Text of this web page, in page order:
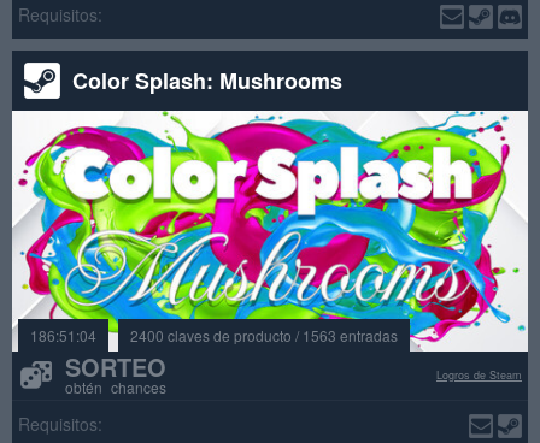
Requisitos:
Color Splash: Mushrooms
186:51:04 2400 claves de producto / 1563 entradas
SORTEO
obtén chances
Logros de Steam
Requisitos: